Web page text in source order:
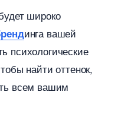
широко
инга вашей
психологические
найти оттенок,
всем вашим